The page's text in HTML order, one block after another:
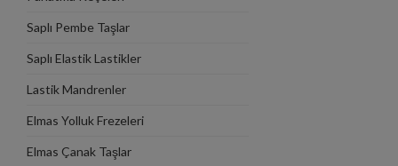
Saplı Pembe Taşlar
Saplı Elastik Lastikler
Lastik Mandrenler
Elmas Yolluk Frezeleri
Elmas Çanak Taşlar